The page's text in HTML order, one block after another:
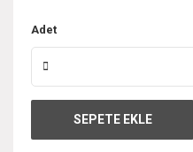
Adet
SEPETE EKLE